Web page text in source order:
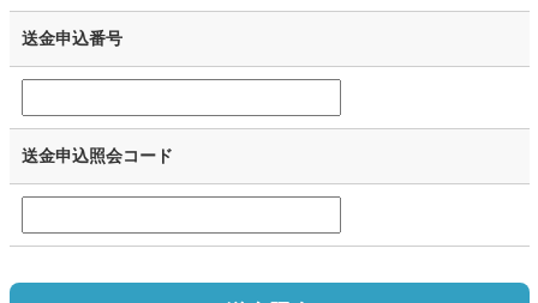
送金申込番号
送金申込照会コード